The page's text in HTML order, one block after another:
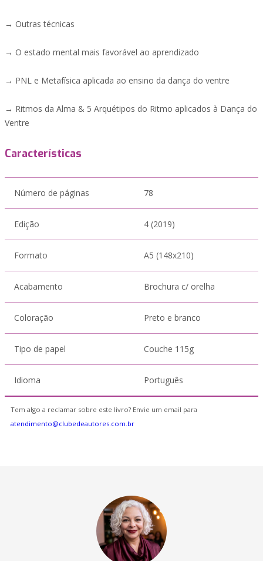
→ Outras técnicas
→ O estado mental mais favorável ao aprendizado
→ PNL e Metafísica aplicada ao ensino da dança do ventre
→ Ritmos da Alma & 5 Arquétipos do Ritmo aplicados à Dança do
Ventre
Características
Número de páginas 78
Edição 4 (2019)
Formato A5 (148x210)
Acabamento Brochura c/ orelha
Coloração Preto e branco
Tipo de papel Couche 115g
Idioma Português
Tem algo a reclamar sobre este livro? Envie um email para
atendimento@clubedeautores.com.br